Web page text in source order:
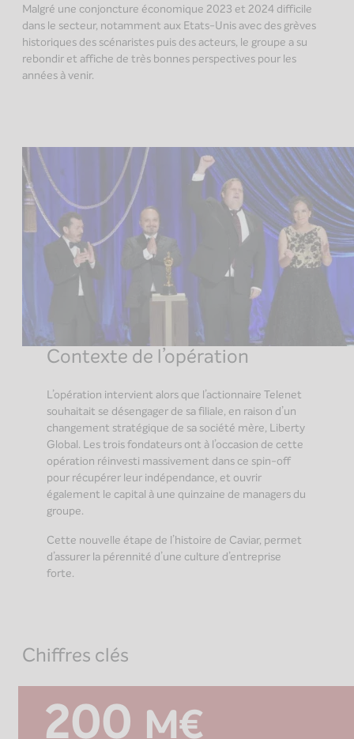
Malgré une conjoncture économique 2023 et 2024 difficile
dans le secteur, notamment aux Etats-Unis avec des grèves
historiques des scénaristes puis des acteurs, le groupe a su
rebondir et affiche de très bonnes perspectives pour les
années à venir.
Contexte de l’opération
L’opération intervient alors que l’actionnaire Telenet
souhaitait se désengager de sa filiale, en raison d’un
changement stratégique de sa société mère, Liberty
Global. Les trois fondateurs ont à l’occasion de cette
opération réinvesti massivement dans ce spin-off
pour récupérer leur indépendance, et ouvrir
également le capital à une quinzaine de managers du
groupe.
Cette nouvelle étape de l’histoire de Caviar, permet
d’assurer la pérennité d’une culture d’entreprise
forte.
Chiffres clés
200 M€